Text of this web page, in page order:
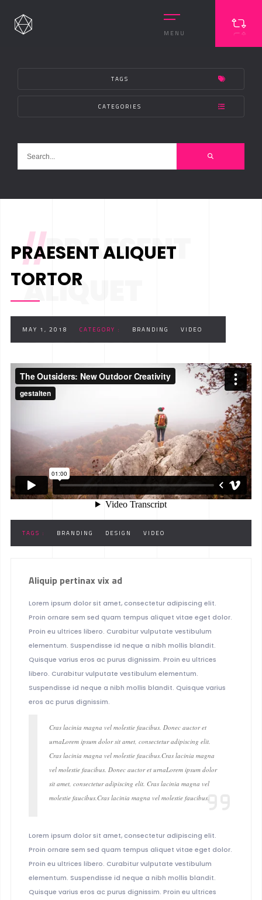
MENU
TAGS
CATEGORIES
//PRAESENT
ALIQUET
TORTOR
PRAESENT ALIQUET
TORTOR
MAY 1, 2018 CATEGORY : BRANDING VIDEO
TAGS : BRANDING DESIGN VIDEO
Aliquip pertinax vix ad
Lorem ipsum dolor sit amet, consectetur adipiscing elit.
Proin ornare sem sed quam tempus aliquet vitae eget dolor.
Proin eu ultrices libero. Curabitur vulputate vestibulum
elementum. Suspendisse id neque a nibh mollis blandit.
Quisque varius eros ac purus dignissim. Proin eu ultrices
libero. Curabitur vulputate vestibulum elementum.
Suspendisse id neque a nibh mollis blandit. Quisque varius
eros ac purus dignissim.
Cras lacinia magna vel molestie faucibus. Donec auctor et
urnaLorem ipsum dolor sit amet, consectetur adipiscing elit.
Cras lacinia magna vel molestie faucibus.Cras lacinia magna
vel molestie faucibus. Donec auctor et urnaLorem ipsum dolor
sit amet, consectetur adipiscing elit. Cras lacinia magna vel
molestie faucibus.Cras lacinia magna vel molestie faucibus.
Lorem ipsum dolor sit amet, consectetur adipiscing elit.
Proin ornare sem sed quam tempus aliquet vitae eget dolor.
Proin eu ultrices libero. Curabitur vulputate vestibulum
elementum. Suspendisse id neque a nibh mollis blandit.
Quisque varius eros ac purus dignissim. Proin eu ultrices